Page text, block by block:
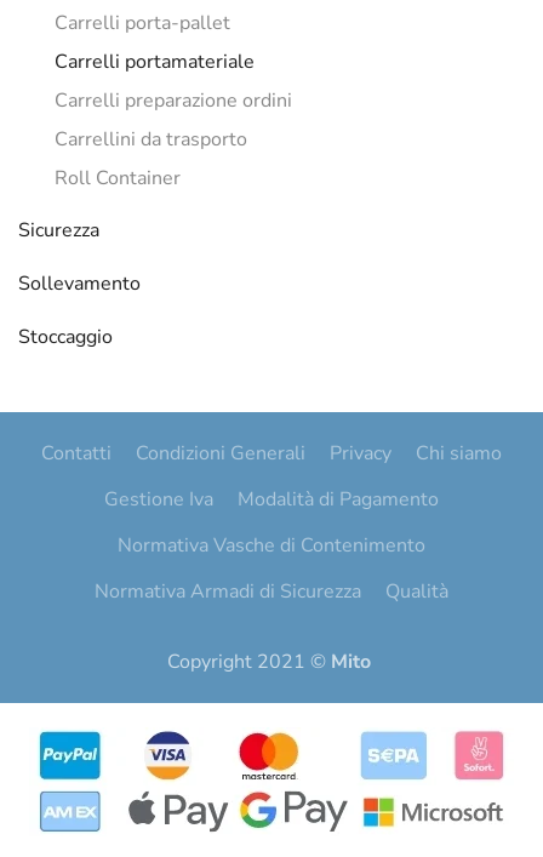
Carrelli porta-pallet
Carrelli portamateriale
Carrelli preparazione ordini
Carrellini da trasporto
Roll Container
Sicurezza
Sollevamento
Stoccaggio
Contatti Condizioni Generali Privacy
Chi siamo
Gestione Iva
Modalità di Pagamento
Normativa Vasche di Contenimento
Normativa Armadi di Sicurezza
Qualità
Copyright 2021 © Mito